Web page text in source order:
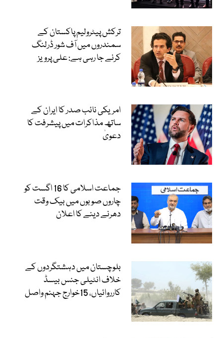
ترکش پیٹرولیم پاکستان کے
سمندروں میں آف شور ڈرلنگ
کرنے جا رہی ہے: علی پرویز
امریکی نائب صدر کا ایران کے
ساتھ مذاکرات میں پیشرفت کا
دعویٰ
جماعت اسلامی کا 16 اگست کو
چاروں صوبوں میں بیک وقت
دھرنے دینے کا اعلان
بلوچستان میں دہشتگردوں کے
خلاف انٹیلی جنس بیسڈ
کارروائیاں، 15خوارج جہنم واصل